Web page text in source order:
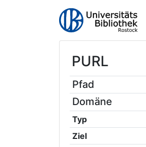
PURL
Pfad
Domäne
Typ
Ziel